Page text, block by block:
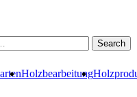
Search
Holzbearbeitung